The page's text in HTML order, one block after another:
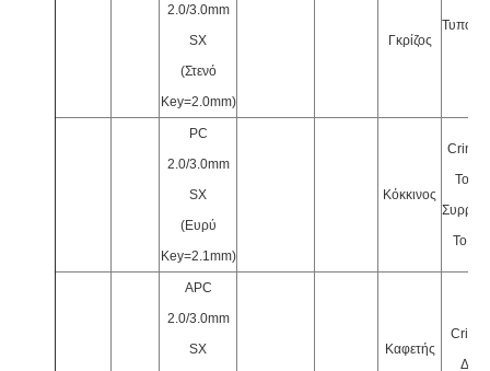
2.0/3.0mm
SX
(Στενό
Key=2.0mm)
Γκρίζος
PC
2.0/3.0mm
SX
(Ευρύ
Key=2.1mm)
Κόκκινος
Crimp
Το
Το
APC
2.0/3.0mm
SX
Καφετής